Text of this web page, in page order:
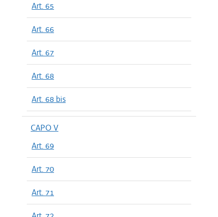
Art. 65
Art. 66
Art. 67
Art. 68
Art. 68 bis
CAPO V
Art. 69
Art. 70
Art. 71